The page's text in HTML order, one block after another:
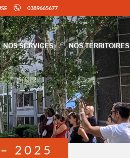
0389665677
NOS SERVICES NOS TERRITOIRES
2025